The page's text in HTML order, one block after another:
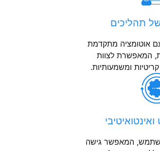
תהליכים
אוטומציה מתקדמת
המאפשרת לצוות
ומשמעותיות.
המאפשר גישה